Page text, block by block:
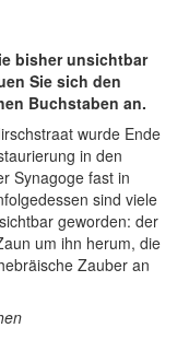
bisher unsichtbar
Sie sich den
Buchstaben an.
wurde Ende
in den
Synagoge fast in
sind viele
geworden: der
um ihn herum, die
Zauber an